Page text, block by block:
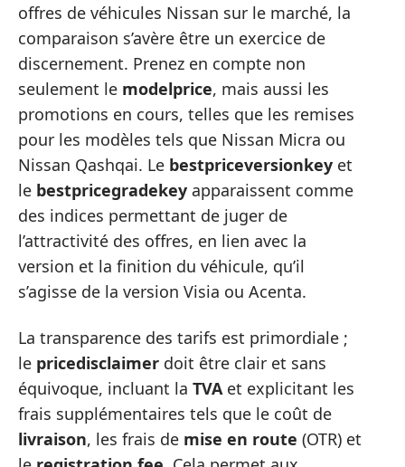
offres de véhicules Nissan sur le marché, la
comparaison s’avère être un exercice de
discernement. Prenez en compte non
seulement le modelprice, mais aussi les
promotions en cours, telles que les remises
pour les modèles tels que Nissan Micra ou
Nissan Qashqai. Le bestpriceversionkey et
le bestpricegradekey apparaissent comme
des indices permettant de juger de
l’attractivité des offres, en lien avec la
version et la finition du véhicule, qu’il
s’agisse de la version Visia ou Acenta.
La transparence des tarifs est primordiale ;
le pricedisclaimer doit être clair et sans
équivoque, incluant la TVA et explicitant les
frais supplémentaires tels que le coût de
livraison, les frais de mise en route (OTR) et